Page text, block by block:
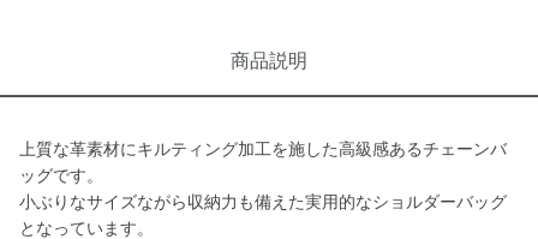
商品説明
上質な革素材にキルティング加工を施した高級感あるチェーンバ
ッグです。
小ぶりなサイズながら収納力も備えた実用的なショルダーバッグ
となっています。